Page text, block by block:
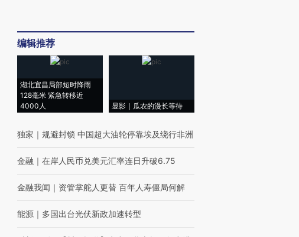
编辑推荐
湖北宜昌局部短时降雨
128毫米 紧急转移近
4000人
显影｜瓜农的漫长等待
独家 ｜ 规避封锁 中国超大油轮停靠埃及绕行非洲
金融 ｜ 在岸人民币兑美元汇率连日升破6.75
金融我闻 ｜ 资管掌舵人更替 百年人寿僵局何解
能源 ｜ 多国出台光伏新政加速转型